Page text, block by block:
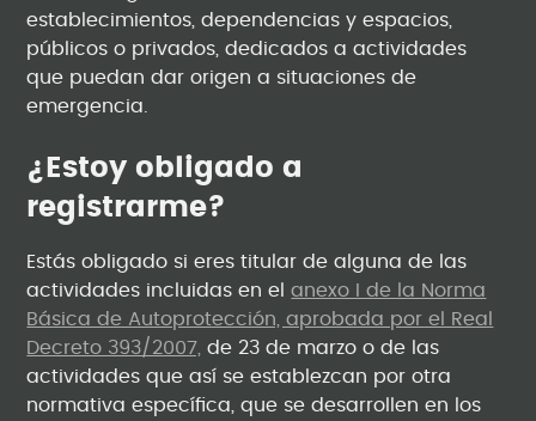
establecimientos, dependencias y espacios,
públicos o privados, dedicados a actividades
que puedan dar origen a situaciones de
emergencia.
¿Estoy obligado a
registrarme?
Estás obligado si eres titular de alguna de las
actividades incluidas en elanexo I de la Norma
Básica de Autoprotección, aprobada por el Real
Decreto 393/2007, de 23 de marzo o de las
actividades que así se establezcan por otra
normativa específica, que se desarrollen en los